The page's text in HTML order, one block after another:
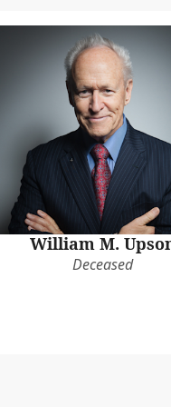
William M.
Deceased